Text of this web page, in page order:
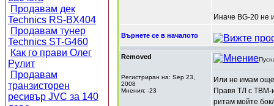
Продавам дек
Technics RS-BX404
Продавам тунер
Technics ST-G460
Как го прави Олег
Рулит
Продавам
транзисторен
ресивър JVC за 140
Иначе BG-20 не
Върнете се в началото
Removed
Регистриран на: Sep 23,
2008
Мнения: -23
Или не имам
Правя ТЛ с ТВМ-
ритам мойте